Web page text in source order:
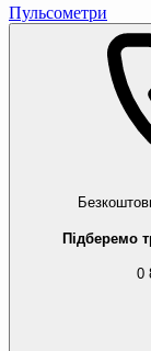
Пульсометри
Підберемо
0